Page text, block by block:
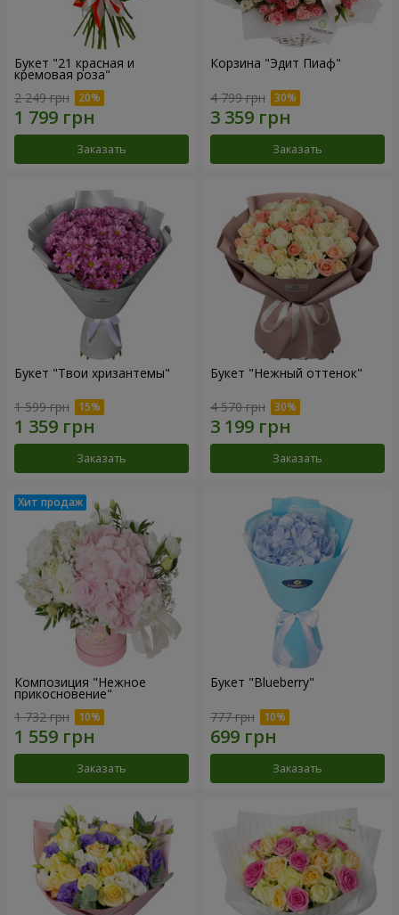
Букет "21 красная и
кремовая роза"
2 249 грн
Заказать
Корзина "Эдит Пиаф"
4 799 грн
Заказать
Букет "Твои хризантемы"
1 599 грн
Заказать
Букет "Нежный оттенок"
4 570 грн
Заказать
Композиция "Нежное
прикосновение"
1 732 грн
Заказать
Букет "Blueberry"
777 грн
Заказать